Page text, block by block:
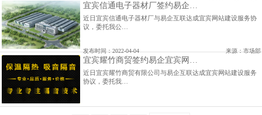
宜宾信通电子器材厂签约易企…
近日宜宾信通电子器材厂与易企互联达成宜宾网站建设服务协
议，委托我公…
宜宾耀竹商贸签约易企宜宾网…
近日宜宾耀竹商贸有限公司与易企互联达成宜宾网站建设服务
协议，委托我…
发布时间：2022-04-04 来源：市场部